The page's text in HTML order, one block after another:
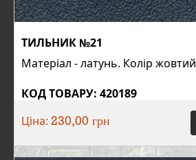
ТИЛЬНИК №21
Матеріал - латунь. Колір жовтий
КОД ТОВАРУ: 420189
Ціна: 230,00 грн